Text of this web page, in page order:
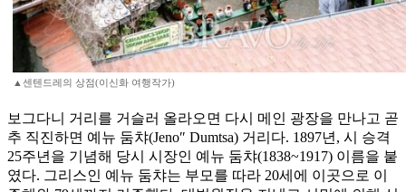
▲센텐드레의 상점(이신화 여행작가)
보그다니 거리를 거슬러 올라오면 다시 메인 광장을 만나고 곧
추 직진하면 예뉴 둠챠(Jeno″ Dumtsa) 거리다. 1897년, 시 승격
25주년을 기념해 당시 시장인 예뉴 둠챠(1838~1917) 이름을 붙
였다. 그리스인 예뉴 둠챠는 부모를 따라 20세에 이곳으로 이